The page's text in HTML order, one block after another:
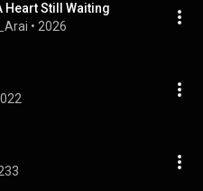
Heart Still Waiting
• 2026